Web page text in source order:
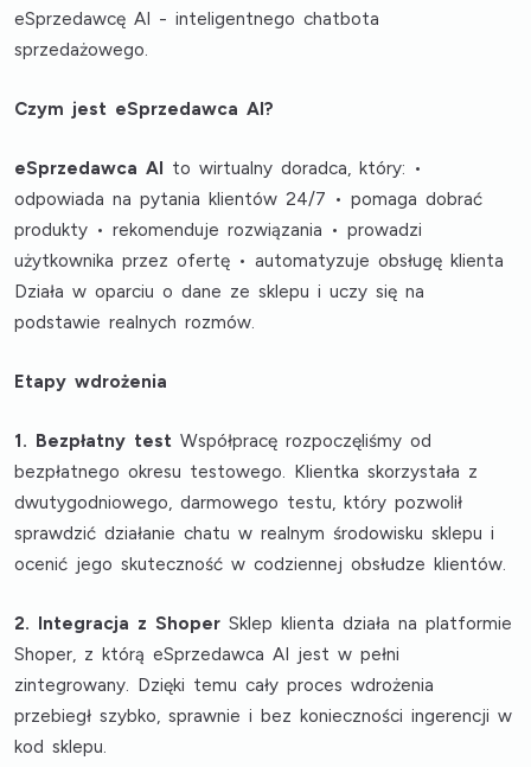
eSprzedawcę AI - inteligentnego chatbota
sprzedażowego.
Czym jest eSprzedawca AI?
eSprzedawca AI to wirtualny doradca, który: •
odpowiada na pytania klientów 24/7 • pomaga dobrać
produkty • rekomenduje rozwiązania • prowadzi
użytkownika przez ofertę • automatyzuje obsługę klienta
Działa w oparciu o dane ze sklepu i uczy się na
podstawie realnych rozmów.
Etapy wdrożenia
1. Bezpłatny test Współpracę rozpoczęliśmy od
bezpłatnego okresu testowego. Klientka skorzystała z
dwutygodniowego, darmowego testu, który pozwolił
sprawdzić działanie chatu w realnym środowisku sklepu i
ocenić jego skuteczność w codziennej obsłudze klientów.
2. Integracja z Shoper Sklep klienta działa na platformie
Shoper, z którą eSprzedawca AI jest w pełni
zintegrowany. Dzięki temu cały proces wdrożenia
przebiegł szybko, sprawnie i bez konieczności ingerencji w
kod sklepu.